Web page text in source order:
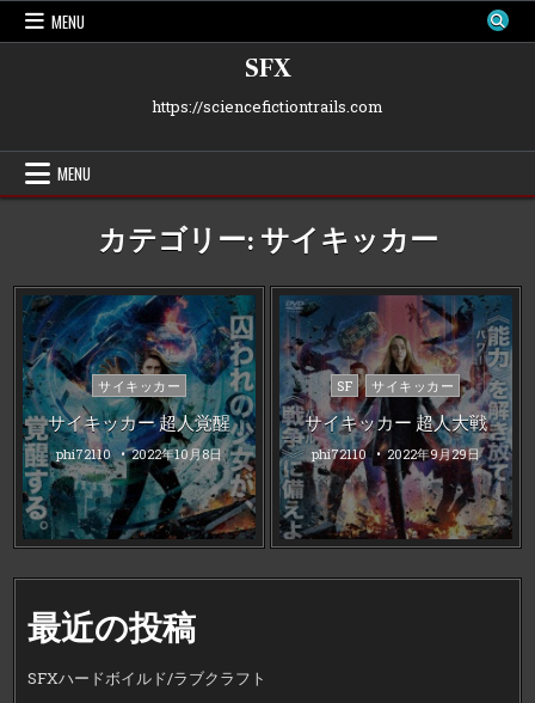
Skip
MENU
SFX
https://sciencefictiontrails.com
MENU
カテゴリー: サイキッカー
Posted
in
サイキッカー
サイキッカー 超人覚醒
phi72110 2022年10月8日
Posted
in
SF サイキッカー
サイキッカー 超人大戦
phi72110 2022年9月29日
最近の投稿
SFXハードボイルド/ラブクラフト